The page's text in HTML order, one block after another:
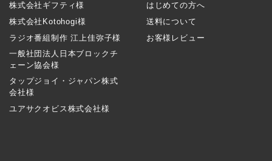
株式会社ギフティ様
株式会社Kotohogi様
ラジオ番組制作 江上佳弥子様
一般社団法人日本ブロックチ
ェーン協会様
タップジョイ・ジャパン株式
会社様
ユアサクオビス株式会社様
はじめての方へ
送料について
お客様レビュー